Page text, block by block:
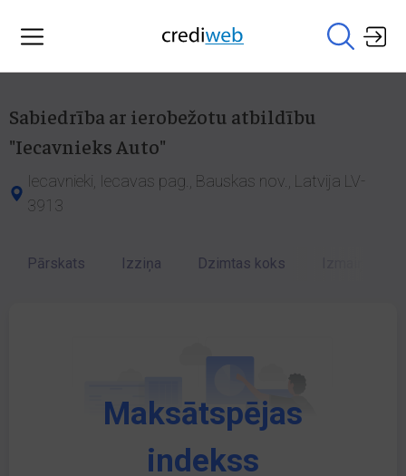
Sabiedrība ar ierobežotu atbildību
"Iecavnieks Auto"
Iecavnieki, Iecavas pag., Bauskas nov., Latvija LV-
3913
Pārskats Izziņa Dzimtas koks
Maksātspējas
indekss